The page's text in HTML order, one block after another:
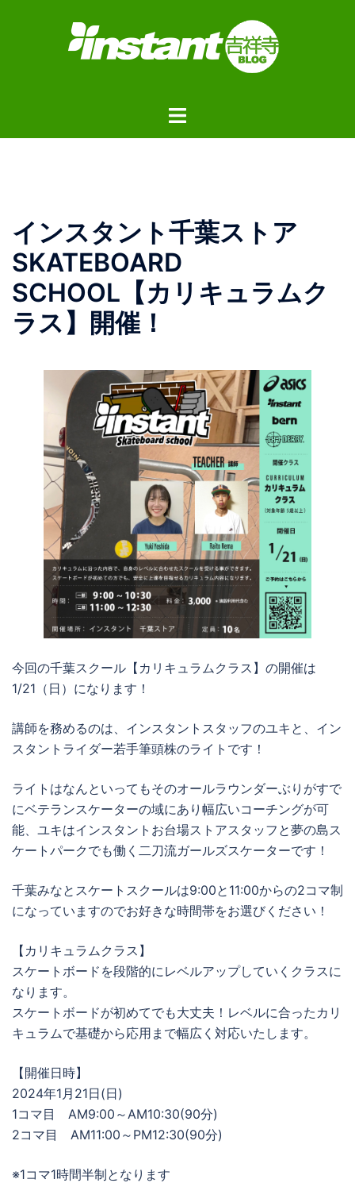
ト
ー
インスタント千葉ストア
SKATEBOARD
SCHOOL【カリキュラムク
ラス】開催！
今回の千葉スクール【カリキュラムクラス】の開催は
1/21（日）になります！
講師を務めるのは、インスタントスタッフのユキと、イン
スタントライダー若手筆頭株のライトです！
ライトはなんといってもそのオールラウンダーぶりがすで
にベテランスケーターの域にあり幅広いコーチングが可
能、ユキはインスタントお台場ストアスタッフと夢の島ス
ケートパークでも働く二刀流ガールズスケーターです！
千葉みなとスケートスクールは9:00と11:00からの2コマ制
になっていますのでお好きな時間帯をお選びください！
【カリキュラムクラス】
スケートボードを段階的にレベルアップしていくクラスに
なります。
スケートボードが初めてでも大丈夫！レベルに合ったカリ
キュラムで基礎から応用まで幅広く対応いたします。
【開催日時】
2024年1月21日(日)
1コマ目 AM9:00～AM10:30(90分)
2コマ目 AM11:00～PM12:30(90分)
※1コマ1時間半制となります